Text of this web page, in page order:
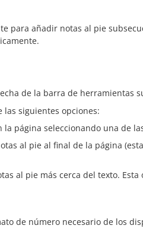
para añadir notas al pie
de la barra de herramientas
las siguientes opciones:
la página seleccionando una de
al pie al final de la página
al pie más cerca del texto.
de número necesario de los